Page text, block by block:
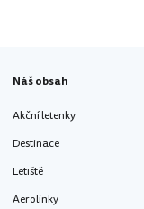
Náš obsah
Akční letenky
Destinace
Letiště
Aerolinky